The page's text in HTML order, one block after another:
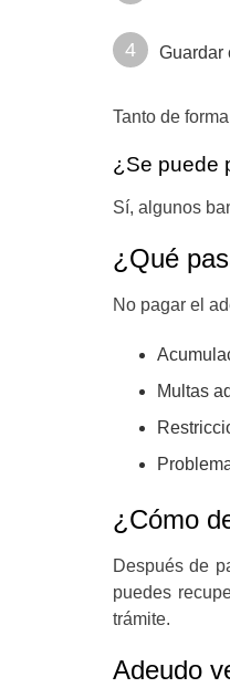
Guardar
Tanto de
¿Se puede
Sí, algunos
¿Qué
No pagar el
Multas
¿Cómo
Después de
puedes
trámite.
Adeudo